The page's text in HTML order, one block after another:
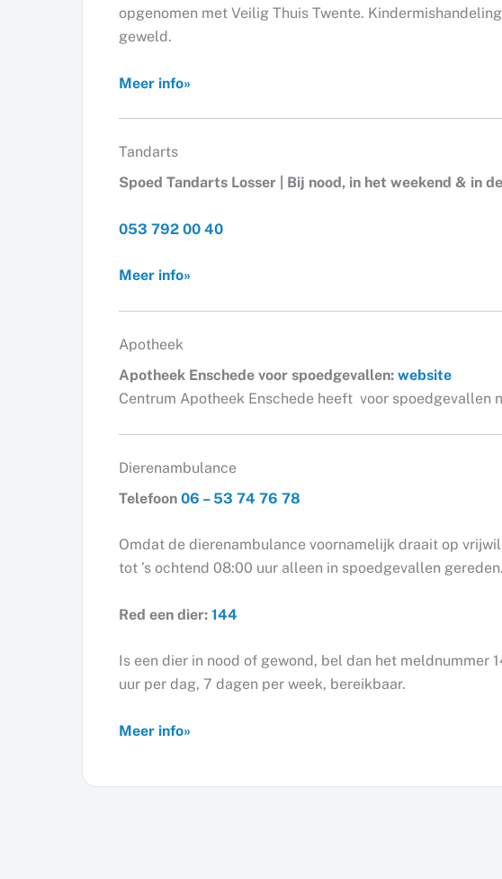
opgenomen met Veilig Thuis Twente.
geweld.
Meer info»
Tandarts
Spoed Tandarts Losser | Bij nood, in het weekend & in
053 792 00 40
Meer info»
Apotheek
Apotheek Enschede voor spoedgevallen: website
Centrum Apotheek Enschede heeft voor spoedgevallen
Dierenambulance
Telefoon 06 – 53 74 76 78
Omdat de dierenambulance voornamelijk draait op
tot ’s ochtend 08:00 uur alleen in spoedgevallen gereden.
Red een dier: 144
Is een dier in nood of gewond, bel dan het meldnummer
uur per dag, 7 dagen per week, bereikbaar.
Meer info»